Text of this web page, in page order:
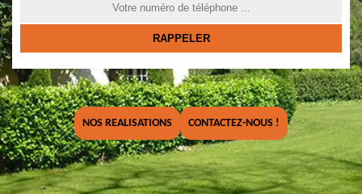
NOS REALISATIONS CONTACTEZ-NOUS !